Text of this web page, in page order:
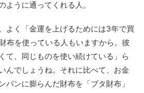
うに通ってくれる人。
よく「金運を上げるためには3年で買
布を使っている人もいますから。彼
て、同じものを使い続けている」ら
んでしょうね。それに比べて、お金
ンに膨らんだ財布を「ブタ財布」